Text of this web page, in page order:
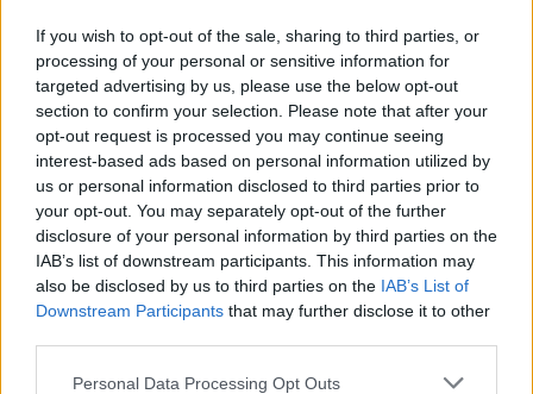
If you wish to opt-out of the sale, sharing to third parties, or
processing of your personal or sensitive information for
targeted advertising by us, please use the below opt-out
section to confirm your selection. Please note that after your
opt-out request is processed you may continue seeing
interest-based ads based on personal information utilized by
us or personal information disclosed to third parties prior to
your opt-out. You may separately opt-out of the further
disclosure of your personal information by third parties on the
IAB’s list of downstream participants. This information may
also be disclosed by us to third parties on the IAB’s List of
Downstream Participants that may further disclose it to other
Personal Data Processing Opt Outs